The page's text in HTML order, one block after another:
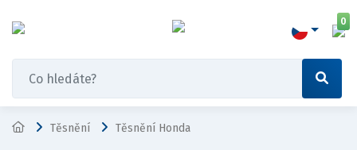
0
Těsnění Těsnění Honda